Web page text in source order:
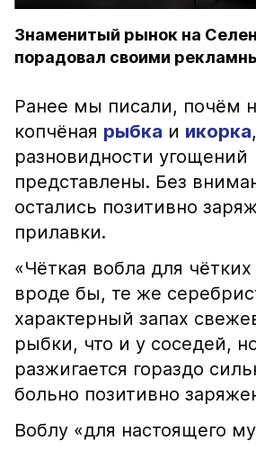
Знаменитый рынок на
порадовал своими
Ранее мы писали, почём
копчёная рыбка и икорка
разновидности угощений
представлены. Без
остались позитивно
прилавки.
«Чёткая вобла для
вроде бы, те же
характерный запах
рыбки, что и у соседей,
разжигается гораздо
больно позитивно
Воблу «для настоящего